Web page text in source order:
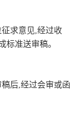
求意见,经过收
标准送审稿。
后,经过会审或函